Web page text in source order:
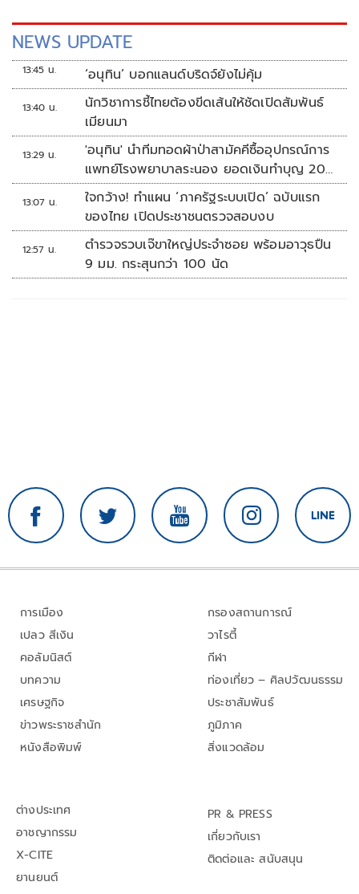
NEWS UPDATE
13:45 น. ‘อนุทิน’ บอกแลนด์บริดจ์ยังไม่คุ้ม
13:40 น.
นักวิชาการชี้ไทยต้องขีดเส้นให้ชัดเปิดสัมพันธ์
เมียนมา
13:29 น.
'อนุทิน' นำทีมทอดผ้าป่าสามัคคีซื้ออุปกรณ์การ
แพทย์โรงพยาบาลระนอง ยอดเงินทำบุญ 20
ล้านบาท
13:07 น.
ใจกว้าง! ทำแผน ‘ภาครัฐระบบเปิด’ ฉบับแรก
ของไทย เปิดประชาชนตรวจสอบงบ
12:57 น.
ตำรวจรวบเจ๊ขาใหญ่ประจำซอย พร้อมอาวุธปืน
9 มม. กระสุนกว่า 100 นัด
การเมือง
เปลว สีเงิน
คอลัมนิสต์
บทความ
เศรษฐกิจ
ข่าวพระราชสำนัก
หนังสือพิมพ์
กรองสถานการณ์
วาไรตี้
กีฬา
ท่องเที่ยว – ศิลปวัฒนธรรม
ประชาสัมพันธ์
ภูมิภาค
สิ่งแวดล้อม
ต่างประเทศ
อาชญากรรม
X-CITE
ยานยนต์
PR & PRESS
เกี่ยวกับเรา
ติดต่อและ สนับสนุน